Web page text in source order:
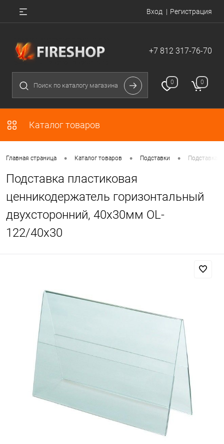
Вход Регистрация
+7 812 317-76-70
0 0
Каталог товаров
Главная страница • Каталог товаров • Подставки • Подставка
Подставка пластиковая
ценникодержатель горизонтальный
двухсторонний, 40х30мм OL-
122/40x30